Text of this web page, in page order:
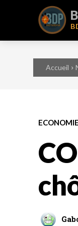
Accueil
ECONOMIE